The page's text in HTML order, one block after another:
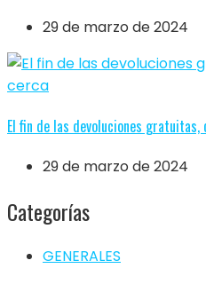
29 de marzo de 2024
El fin de las devoluciones gratuitas,
29 de marzo de 2024
Categorías
GENERALES